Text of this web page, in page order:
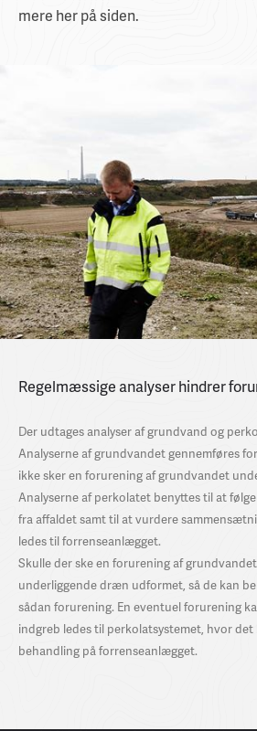
mere her på siden.
Regelmæssige analyser hindrer
Der udtages analyser af grundvand og
Analyserne af grundvandet gennemføres
ikke sker en forurening af grundvandet
Analyserne af perkolatet benyttes til at
fra affaldet samt til at vurdere
ledes til forrenseanlægget.
Skulle der ske en forurening af
underliggende dræn udformet, så de kan
sådan forurening. En eventuel forurening
indgreb ledes til perkolatsystemet, hvor det
behandling på forrenseanlægget.